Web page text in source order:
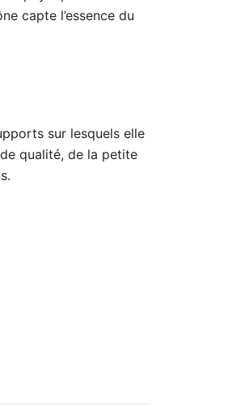
capte l’essence du
sur lesquels elle
qualité, de la petite